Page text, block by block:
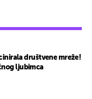
društvene mreže!
ljubimca